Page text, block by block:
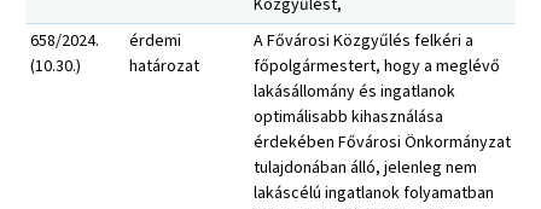
Közgyűlést,
658/2024.
(10.30.)
érdemi
határozat
A Fővárosi Közgyűlés felkéri a
főpolgármestert, hogy a meglévő
lakásállomány és ingatlanok
optimálisabb kihasználása
érdekében Fővárosi Önkormányzat
tulajdonában álló, jelenleg nem
lakáscélú ingatlanok folyamatban